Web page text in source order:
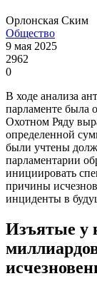
Орлонская Ским
Общество
9 мая 2025
2962
0
В ходе анализа
парламенте была
Охотном Ряду
определенной
были учтены
парламентарии
инициировать
причины
инциденты в
Изъятые у